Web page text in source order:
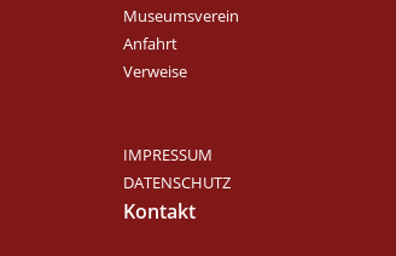
Museumsverein
Anfahrt
Verweise
IMPRESSUM
DATENSCHUTZ
Kontakt